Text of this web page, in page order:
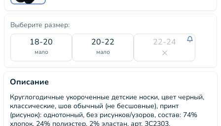
Выберите размер:
18-20
мало
20-22
мало
22-24
Описание
Круглогодичные укороченные детские носки, цвет черный,
классические, шов обычный (не бесшовные), принт
(рисунок): однотонный, без рисунков/узоров, состав: 74%
хлопок, 24% полиэстер, 2% эластан, арт. 3С2303.